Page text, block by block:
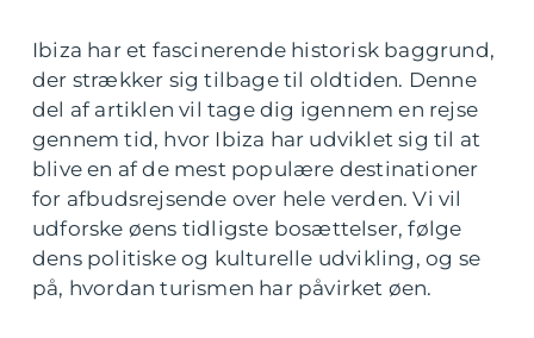
Ibiza har et fascinerende historisk baggrund,
der strækker sig tilbage til oldtiden. Denne
del af artiklen vil tage dig igennem en rejse
gennem tid, hvor Ibiza har udviklet sig til at
blive en af de mest populære destinationer
for afbudsrejsende over hele verden. Vi vil
udforske øens tidligste bosættelser, følge
dens politiske og kulturelle udvikling, og se
på, hvordan turismen har påvirket øen.